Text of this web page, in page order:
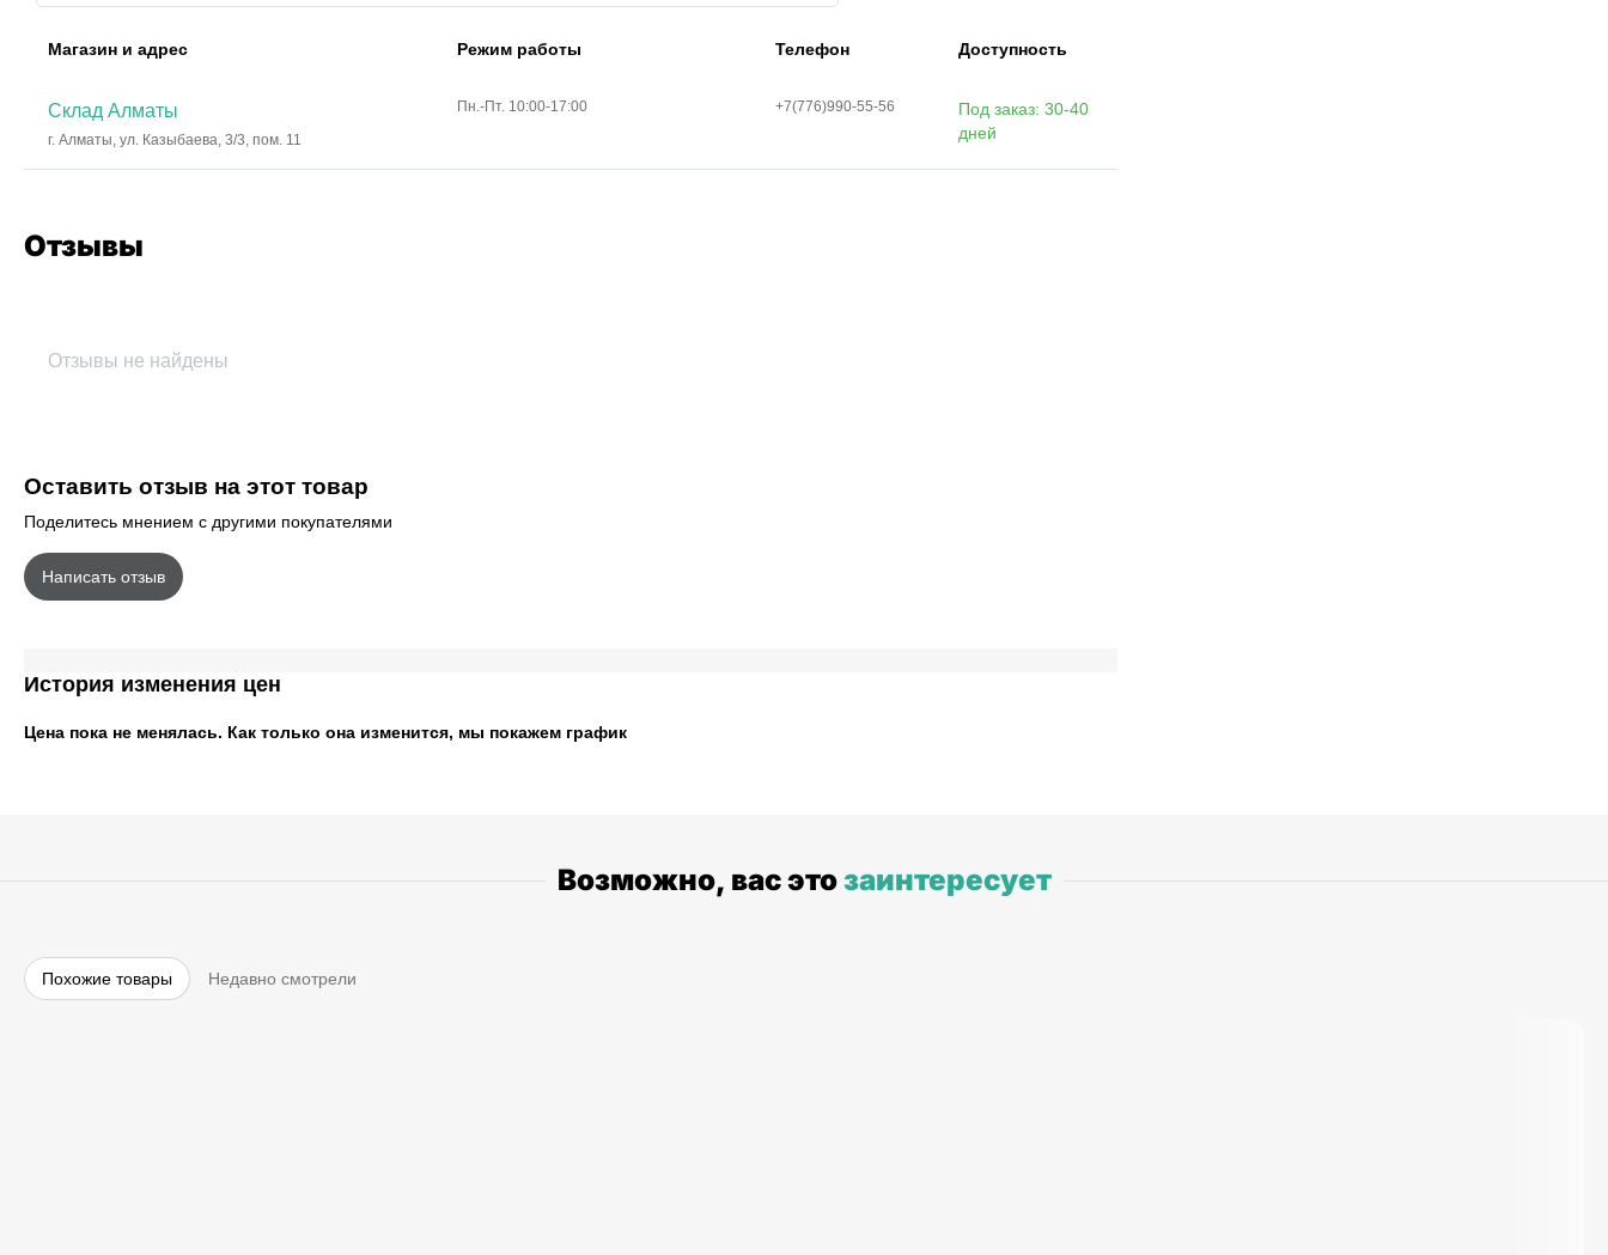
Магазин и адрес Режим работы Телефон Доступность
Склад Алматы
г. Алматы, ул. Казыбаева, 3/3, пом. 11
Пн.-Пт. 10:00-17:00 +7(776)990-55-56
Под заказ: 30-40
дней
Отзывы
Отзывы не найдены
Оставить отзыв на этот товар
Поделитесь мнением с другими покупателями
Написать отзыв
История изменения цен
Цена пока не менялась. Как только она изменится, мы покажем график
Возможно, вас этозаинтересует
Похожие товары Недавно смотрели